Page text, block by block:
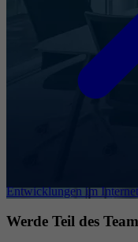
Entwicklungen im
Werde Teil des